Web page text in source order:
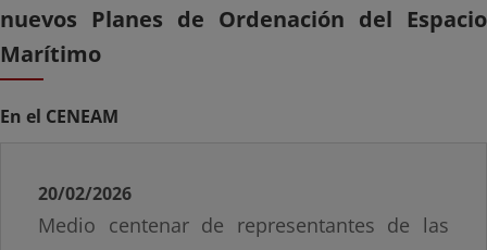
nuevos Planes de Ordenación del Espacio
Marítimo
En el CENEAM
20/02/2026
Medio centenar de representantes de las